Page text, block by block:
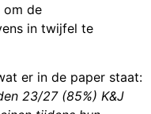
om de
in twijfel te
er in de paper staat:
23/27 (85%) K&J